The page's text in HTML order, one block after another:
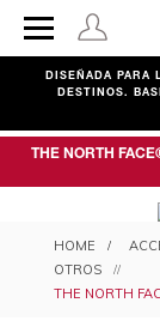
DISEÑADA PARA
DESTINOS.
THE NORTH
OTROS
THE NORTH